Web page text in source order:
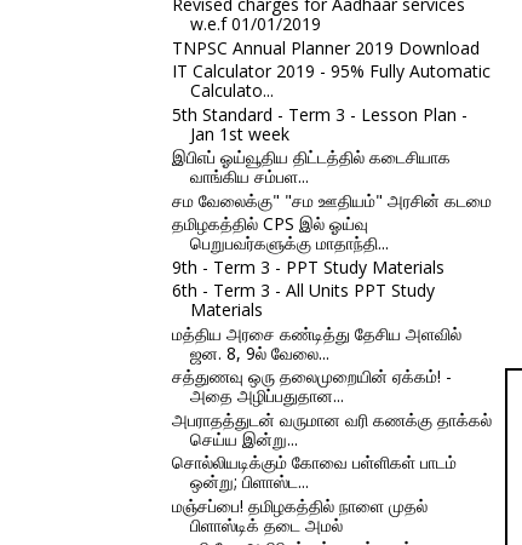
w.e.f 01/01/2019
TNPSC Annual Planner 2019 Download
IT Calculator 2019 - 95% Fully Automatic
Calculato...
5th Standard - Term 3 - Lesson Plan -
Jan 1st week
இபிஎப் ஓய்வூதிய திட்டத்தில் கடைசியாக
வாங்கிய சம்பள...
சம வேலைக்கு" "சம ஊதியம்" அரசின் கடமை
தமிழகத்தில் CPS இல் ஓய்வு
பெறுபவர்களுக்கு மாதாந்தி...
9th - Term 3 - PPT Study Materials
6th - Term 3 - All Units PPT Study
Materials
மத்திய அரசை கண்டித்து தேசிய அளவில்
ஜன. 8, 9ல் வேலை...
சத்துணவு ஒரு தலைமுறையின் ஏக்கம்! -
அதை அழிப்பதுதான...
அபராதத்துடன் வருமான வரி கணக்கு தாக்கல்
செய்ய இன்று...
சொல்லியடிக்கும் கோவை பள்ளிகள் பாடம்
ஒன்று; பிளாஸ்ட...
மஞ்சப்பை! தமிழகத்தில் நாளை முதல்
பிளாஸ்டிக் தடை அமல்